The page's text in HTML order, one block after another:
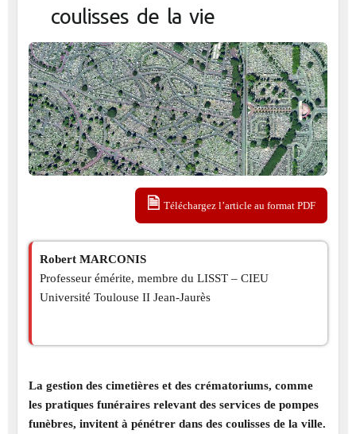
coulisses de la vie
Téléchargez l’article au format PDF
Robert MARCONIS
Professeur émérite, membre du LISST – CIEU
Université Toulouse II Jean-Jaurès
La gestion des cimetières et des crématoriums, comme
les pratiques funéraires relevant des services de pompes
funèbres, invitent à pénétrer dans des coulisses de la ville.